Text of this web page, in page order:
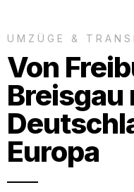
UMZÜGE &
Von
Breisgau
Europa